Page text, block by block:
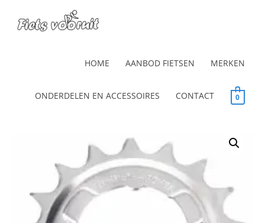
HOME AANBOD FIETSEN MERKEN
ONDERDELEN EN ACCESSOIRES CONTACT 0